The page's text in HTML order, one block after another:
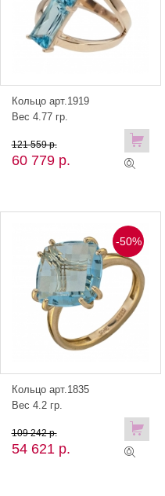
Кольцо арт.1919
Вес 4.77 гр.
60 779 р.
121 559 р.
-50%
Кольцо арт.1835
Вес 4.2 гр.
54 621 р.
109 242 р.